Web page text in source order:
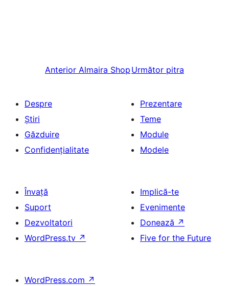
Anterior Almaira Shop Următor pitra
Despre
Știri
Găzduire
Confidențialitate
Prezentare
Teme
Module
Modele
Învață
Suport
Dezvoltatori
WordPress.tv ↗
Implică-te
Evenimente
Donează ↗
Five for the Future
WordPress.com ↗